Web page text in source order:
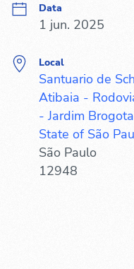
Data
1 jun. 2025
Local
Santuario de
Atibaia -
- Jardim
State of São
São Paulo
12948